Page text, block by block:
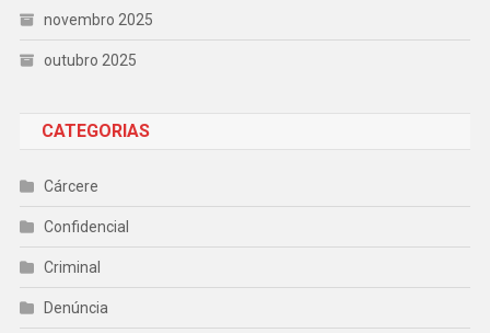
novembro 2025
outubro 2025
CATEGORIAS
Cárcere
Confidencial
Criminal
Denúncia